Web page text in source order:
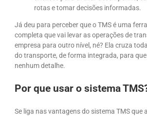
rotas e tomar decisões informadas.
Já deu para perceber que o TMS é uma
completa que vai levar as operações de
empresa para outro nível, né? Ela cruza
do transporte, de forma integrada, para
nenhum detalhe.
Por que usar o sistema
Se liga nas vantagens do sistema TMS que